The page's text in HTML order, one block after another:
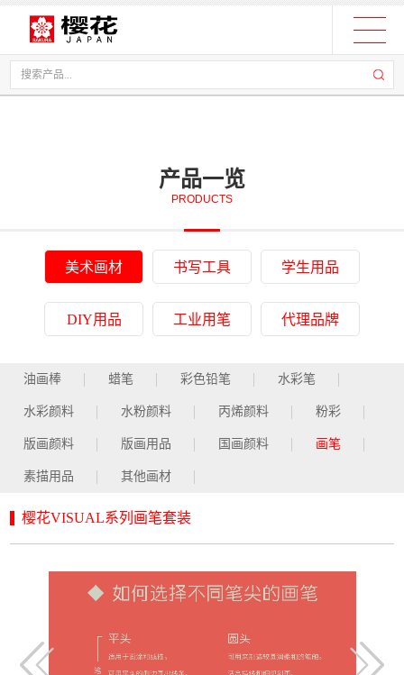
产品一览
PRODUCTS
美术画材 书写工具 学生用品
DIY用品 工业用笔 代理品牌
油画棒 蜡笔 彩色铅笔 水彩笔
水彩颜料 水粉颜料 丙烯颜料 粉彩
版画颜料 版画用品 国画颜料 画笔
素描用品 其他画材
樱花VISUAL系列画笔套装